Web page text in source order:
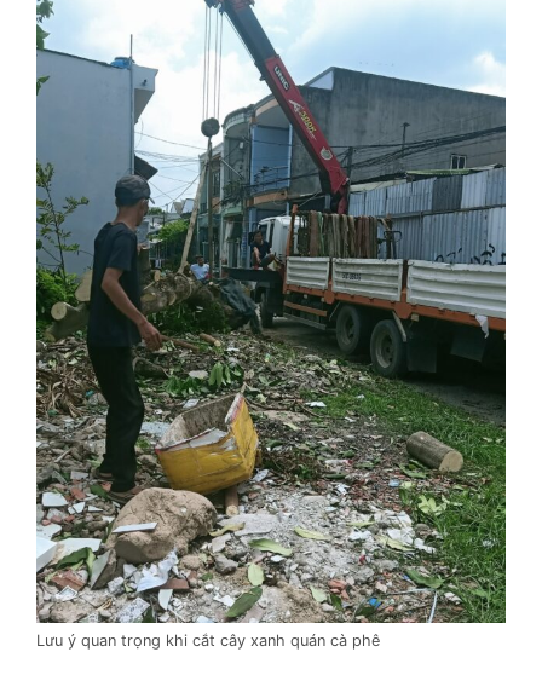
Lưu ý quan trọng khi cắt cây xanh quán cà phê